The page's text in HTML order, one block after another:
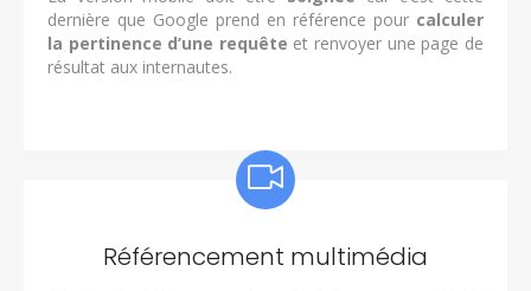
dernière que Google prend en référence pour calculer
la pertinence d’une requête et renvoyer une page de
résultat aux internautes.
Référencement multimédia